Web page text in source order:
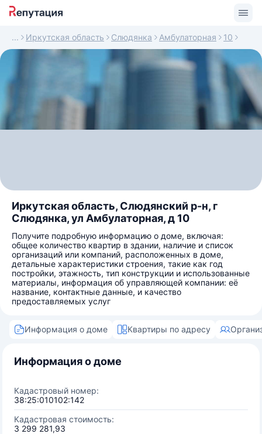
Иркутская область Слюдянка Амбулаторная 10
Иркутская область, Слюдянский р-н, г
Слюдянка, ул Амбулаторная, д 10
Получите подробную информацию о доме, включая:
общее количество квартир в здании, наличие и список
организаций или компаний, расположенных в доме,
детальные характеристики строения, такие как год
постройки, этажность, тип конструкции и использованные
материалы, информация об управляющей компании: её
название, контактные данные, и качество
предоставляемых услуг
Информация о доме Квартиры по адресу
Информация о доме
Кадастровый номер:
38:25:010102:142
Кадастровая стоимость:
3 299 281,93